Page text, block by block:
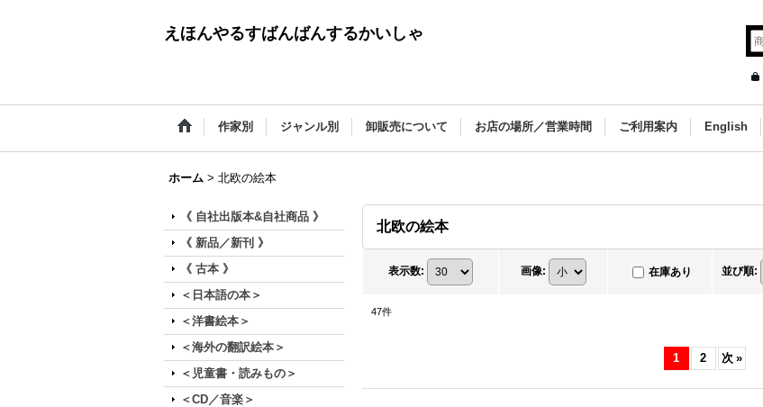
えほんやるすばんばんするかいしゃ
作家別 ジャンル別 卸販売について お店の場所／営業時間 ご利用案内 English
ホーム > 北欧の絵本
《 自社出版本&自社商品 》
《 新品／新刊 》
《 古本 》
＜日本語の本＞
＜洋書絵本＞
＜海外の翻訳絵本＞
＜児童書・読みもの＞
＜CD／音楽＞
北欧の絵本
表示数: 画像: 在庫あり 並び順:
47件
1 2 次 »